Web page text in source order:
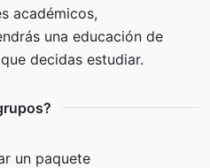
académicos,
una educación de
decidas estudiar.
un paquete